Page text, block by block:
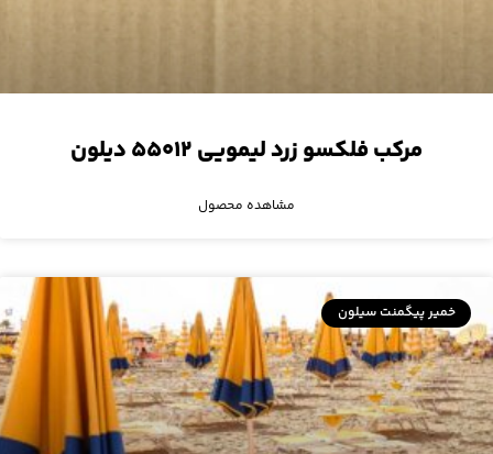
مرکب فلکسو زرد لیمویی ۵۵۰۱۲ دیلون
مشاهده محصول
خمیر پیگمنت سیلون